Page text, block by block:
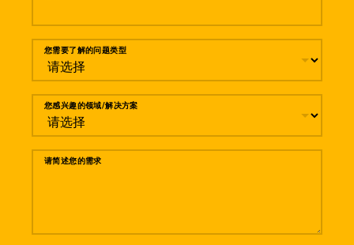
您需要了解的问题类型
您感兴趣的领域/解决方案
请简述您的需求